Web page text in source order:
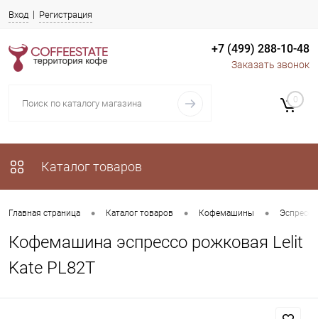
Вход Регистрация
+7 (499) 288-10-48
Заказать звонок
Каталог товаров
0
Главная страница • Каталог товаров • Кофемашины •
Кофемашина эспрессо рожковая Lelit
Kate PL82T